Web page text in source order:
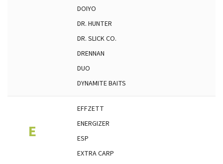
DOIYO
DR. HUNTER
DR. SLICK CO.
DRENNAN
DUO
DYNAMITE BAITS
E
EFFZETT
ENERGIZER
ESP
EXTRA CARP